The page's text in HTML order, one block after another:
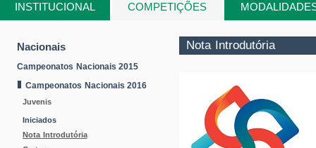
INSTITUCIONAL COMPETIÇÕES
Está aqui
Nacionais
Campeonatos Nacionais 2015
Campeonatos Nacionais 2016
Juvenis
Iniciados
Nota Introdutória
Nota Introdutória